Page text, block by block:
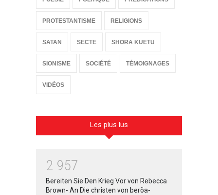
PROTESTANTISME RELIGIONS
SATAN SECTE SHORA KUETU
SIONISME SOCIÉTÉ TÉMOIGNAGES
VIDÉOS
Les plus lus
2 957
Bereiten Sie Den Krieg Vor von Rebecca
Brown- An Die christen von beröa-